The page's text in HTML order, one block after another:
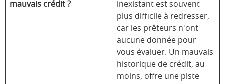
mauvais crédit ?
inexistant est souvent
plus difficile à redresser,
car les prêteurs n'ont
aucune donnée pour
vous évaluer. Un mauvais
historique de crédit, au
moins, offre une piste